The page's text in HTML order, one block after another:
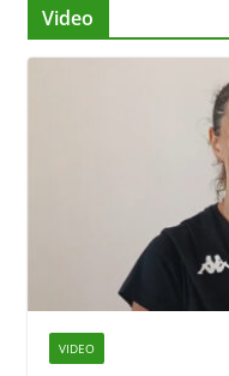
Video
VIDEO